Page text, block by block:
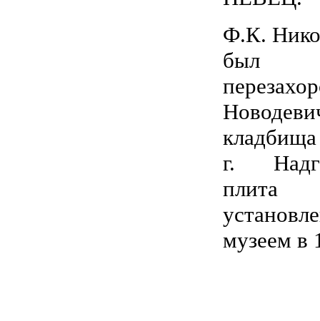
Ф.К.
был
г.
плита
музеем в